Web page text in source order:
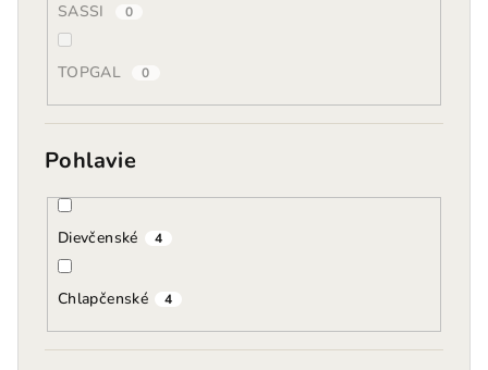
SASSI 0
TOPGAL 0
Pohlavie
Dievčenské 4
Chlapčenské 4